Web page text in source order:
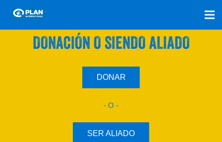
SÚMATE A NUESTRO PLAN CON UNA
DONACIÓN O SIENDO ALIADO
DONAR
- O -
SER ALIADO